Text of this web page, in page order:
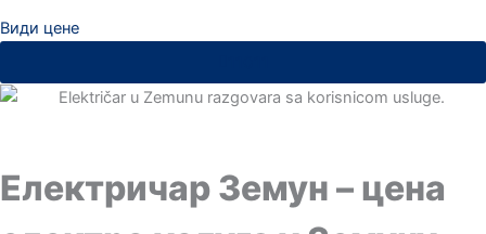
Види цене
Електричар Земун – цена